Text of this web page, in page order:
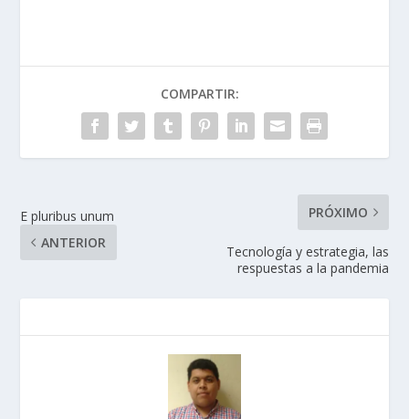
COMPARTIR:
E pluribus unum
ANTERIOR
PRÓXIMO
Tecnología y estrategia, las
respuestas a la pandemia